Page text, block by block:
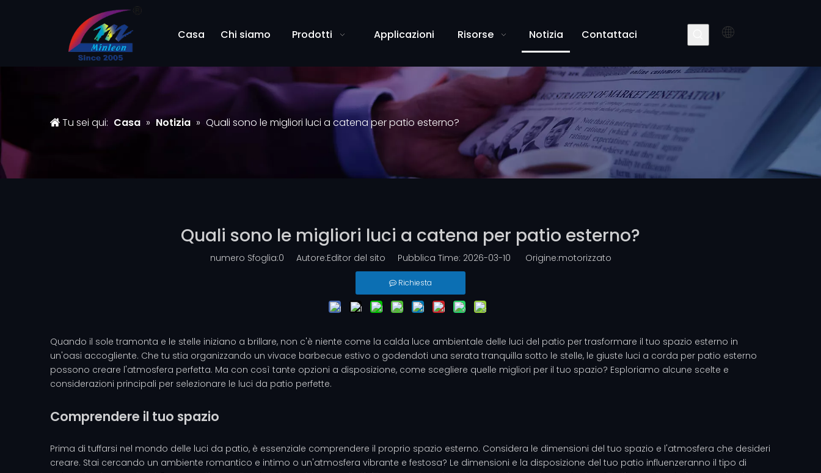
Casa Chi siamo Prodotti Applicazioni Risorse Notizia Contattaci
Tu sei qui: Casa » Notizia » Quali sono le migliori luci a catena per patio esterno?
Quali sono le migliori luci a catena per patio esterno?
numero Sfoglia:0 Autore:Editor del sito Pubblica Time: 2026-03-10 Origine:motorizzato
Richiesta
Quando il sole tramonta e le stelle iniziano a brillare, non c'è niente come la calda luce ambientale delle luci del patio per trasformare il tuo spazio esterno in
un'oasi accogliente. Che tu stia organizzando un vivace barbecue estivo o godendoti una serata tranquilla sotto le stelle, le giuste luci a corda per patio esterno
possono creare l'atmosfera perfetta. Ma con così tante opzioni a disposizione, come scegliere quelle migliori per il tuo spazio? Esploriamo alcune scelte e
considerazioni principali per selezionare le luci da patio perfette.
Comprendere il tuo spazio
Prima di tuffarsi nel mondo delle luci da patio, è essenziale comprendere il proprio spazio esterno. Considera le dimensioni del tuo spazio e l'atmosfera che desideri
creare. Stai cercando un ambiente romantico e intimo o un'atmosfera vibrante e festosa? Le dimensioni e la disposizione del tuo patio influenzeranno il tipo di